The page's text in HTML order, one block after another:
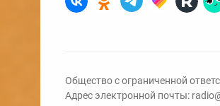
Общество с ограниченной
Адрес электронной почты: